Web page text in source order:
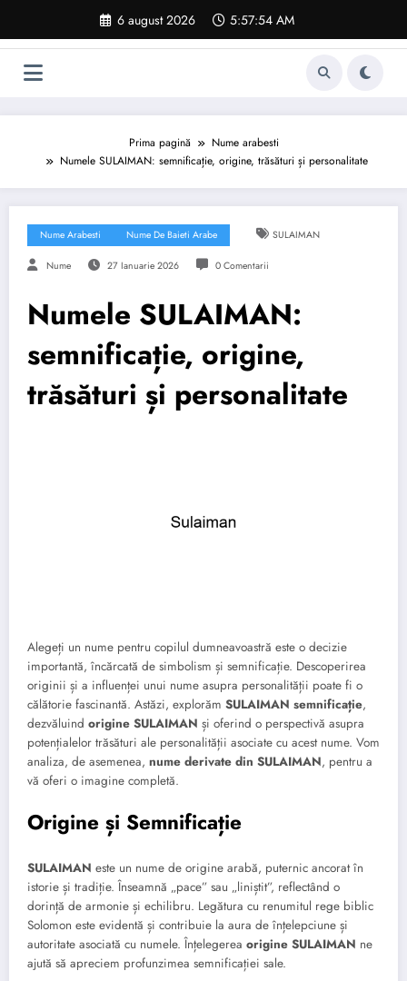
conținut
6 august 2026 5:57:55 AM
Prima pagină
Nume arabesti
Numele SULAIMAN: semnificație, origine, trăsături și personalitate
Nume Arabesti Nume De Baieti Arabe SULAIMAN
Nume 27 Ianuarie 2026 0 Comentarii
Numele SULAIMAN:
semnificație, origine,
trăsături și personalitate
Alegeți un nume pentru copilul dumneavoastră este o decizie
importantă, încărcată de simbolism și semnificație. Descoperirea
originii și a influenței unui nume asupra personalității poate fi o
călătorie fascinantă. Astăzi, explorăm SULAIMAN semnificație,
dezvăluind origine SULAIMAN și oferind o perspectivă asupra
potențialelor trăsături ale personalității asociate cu acest nume. Vom
analiza, de asemenea, nume derivate din SULAIMAN, pentru a
vă oferi o imagine completă.
Origine și Semnificație
SULAIMAN este un nume de origine arabă, puternic ancorat în
istorie și tradiție. Înseamnă „pace” sau „liniștit”, reflectând o
dorință de armonie și echilibru. Legătura cu renumitul rege biblic
Solomon este evidentă și contribuie la aura de înțelepciune și
autoritate asociată cu numele. Înțelegerea origine SULAIMAN ne
ajută să apreciem profunzimea semnificației sale.